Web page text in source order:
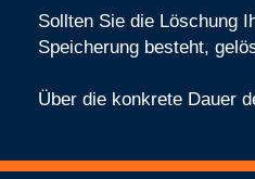
Sollten Sie die Löschung
Speicherung besteht,
Über die konkrete Dauer